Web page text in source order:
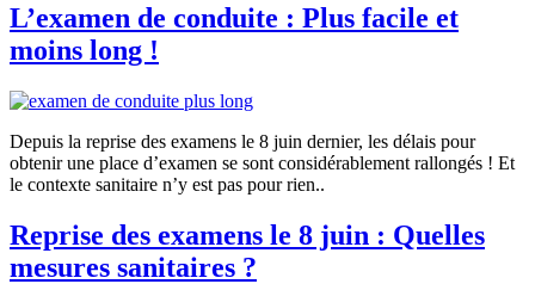
L’examen de conduite : Plus facile et
moins long !
Depuis la reprise des examens le 8 juin dernier, les délais pour
obtenir une place d’examen se sont considérablement rallongés ! Et
le contexte sanitaire n’y est pas pour rien..
Reprise des examens le 8 juin : Quelles
mesures sanitaires ?